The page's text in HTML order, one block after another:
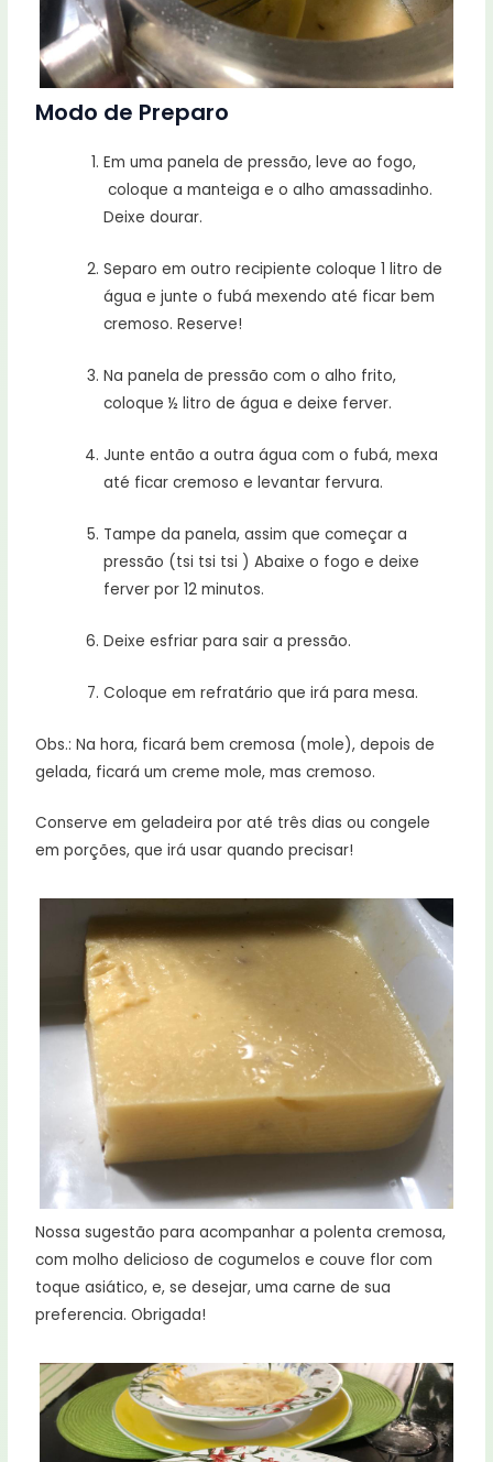
Modo de Preparo
Em uma panela de pressão, leve ao fogo,
coloque a manteiga e o alho amassadinho.
Deixe dourar.
Separo em outro recipiente coloque 1 litro de
água e junte o fubá mexendo até ficar bem
cremoso. Reserve!
Na panela de pressão com o alho frito,
coloque ½ litro de água e deixe ferver.
Junte então a outra água com o fubá, mexa
até ficar cremoso e levantar fervura.
Tampe da panela, assim que começar a
pressão (tsi tsi tsi ) Abaixe o fogo e deixe
ferver por 12 minutos.
Deixe esfriar para sair a pressão.
Coloque em refratário que irá para mesa.
Obs.: Na hora, ficará bem cremosa (mole), depois de
gelada, ficará um creme mole, mas cremoso.
Conserve em geladeira por até três dias ou congele
em porções, que irá usar quando precisar!
Nossa sugestão para acompanhar a polenta cremosa,
com molho delicioso de cogumelos e couve flor com
toque asiático, e, se desejar, uma carne de sua
preferencia. Obrigada!